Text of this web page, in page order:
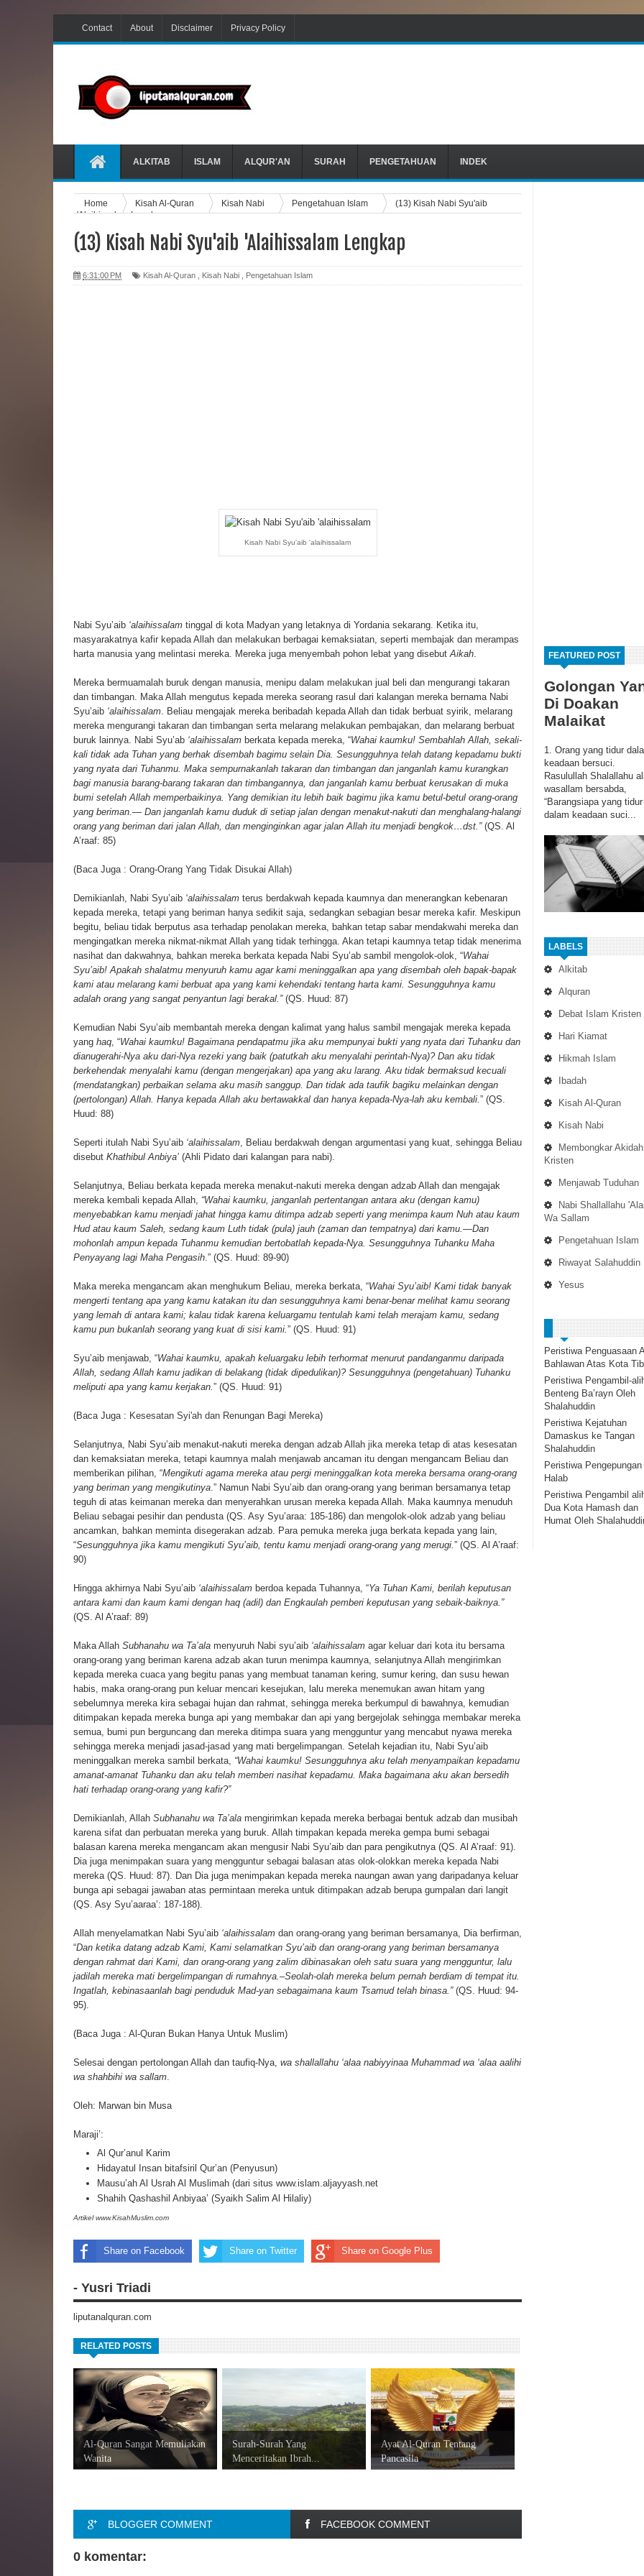
Contact About Disclaimer Privacy Policy
ALKITAB ISLAM ALQUR'AN SURAH PENGETAHUAN INDEK
FEATURED POST
Golongan
Di Doakan
Malaikat
1. Orang yang tidur
keadaan bersuci.
Rasulullah Shalallahu
wasallam bersabda,
“Barangsiapa yang tidur
dalam keadaan suci...
LABELS
Alkitab
Alquran
Debat Islam Kristen
Hari Kiamat
Hikmah Islam
Ibadah
Kisah Al-Quran
Kisah Nabi
Membongkar Akidah
Kristen
Menjawab Tuduhan
Nabi Shallallahu
Wa Sallam
Pengetahuan Islam
Riwayat Salahuddin
Yesus
Peristiwa Penguasaan
Bahlawan Atas Kota
Peristiwa Pengambil-
Benteng Ba’rayn Oleh
Shalahuddin
Peristiwa Kejatuhan
Damaskus ke Tangan
Shalahuddin
Peristiwa Pengepungan
Halab
Peristiwa Pengambil
Dua Kota Hamash dan
Humat Oleh
Home Kisah Al-Quran Kisah Nabi Pengetahuan Islam
(13) Kisah Nabi Syu'aib
'Alaihissalam Lengkap
(13) Kisah Nabi Syu'aib 'Alaihissalam Lengkap
6:31:00 PM Kisah Al-Quran Kisah Nabi Pengetahuan Islam
Kisah Nabi Syu'aib 'alaihissalam
Nabi Syu’aib ‘alaihissalam tinggal di kota Madyan yang letaknya di Yordania sekarang. Ketika itu,
masyarakatnya kafir kepada Allah dan melakukan berbagai kemaksiatan, seperti membajak dan merampas
harta manusia yang melintasi mereka. Mereka juga menyembah pohon lebat yang disebutAikah.
Mereka bermuamalah buruk dengan manusia, menipu dalam melakukan jual beli dan mengurangi takaran
dan timbangan. Maka Allah mengutus kepada mereka seorang rasul dari kalangan mereka bernama Nabi
Syu’aib ‘alaihissalam. Beliau mengajak mereka beribadah kepada Allah dan tidak berbuat syirik, melarang
mereka mengurangi takaran dan timbangan serta melarang melakukan pembajakan, dan melarang berbuat
buruk lainnya. Nabi Syu’ab ‘alaihissalam berkata kepada mereka, “Wahai kaumku! Sembahlah Allah, sekali-
kali tidak ada Tuhan yang berhak disembah bagimu selain Dia. Sesungguhnya telah datang kepadamu bukti
yang nyata dari Tuhanmu. Maka sempurnakanlah takaran dan timbangan dan janganlah kamu kurangkan
bagi manusia barang-barang takaran dan timbangannya, dan janganlah kamu berbuat kerusakan di muka
bumi setelah Allah memperbaikinya. Yang demikian itu lebih baik bagimu jika kamu betul-betul orang-orang
yang beriman.— Dan janganlah kamu duduk di setiap jalan dengan menakut-nakuti dan menghalang-halangi
orang yang beriman dari jalan Allah, dan menginginkan agar jalan Allah itu menjadi bengkok…dst.”(QS. Al
A’raaf: 85)
(Baca Juga : Orang-Orang Yang Tidak Disukai Allah)
Demikianlah, Nabi Syu’aib ‘alaihissalam terus berdakwah kepada kaumnya dan menerangkan kebenaran
kepada mereka, tetapi yang beriman hanya sedikit saja, sedangkan sebagian besar mereka kafir. Meskipun
begitu, beliau tidak berputus asa terhadap penolakan mereka, bahkan tetap sabar mendakwahi mereka dan
mengingatkan mereka nikmat-nikmat Allah yang tidak terhingga. Akan tetapi kaumnya tetap tidak menerima
nasihat dan dakwahnya, bahkan mereka berkata kepada Nabi Syu’ab sambil mengolok-olok, “Wahai
Syu’aib! Apakah shalatmu menyuruh kamu agar kami meninggalkan apa yang disembah oleh bapak-bapak
kami atau melarang kami berbuat apa yang kami kehendaki tentang harta kami. Sesungguhnya kamu
adalah orang yang sangat penyantun lagi berakal.”(QS. Huud: 87)
Kemudian Nabi Syu’aib membantah mereka dengan kalimat yang halus sambil mengajak mereka kepada
yang haq, “Wahai kaumku! Bagaimana pendapatmu jika aku mempunyai bukti yang nyata dari Tuhanku dan
dianugerahi-Nya aku dari-Nya rezeki yang baik (patutkah aku menyalahi perintah-Nya)? Dan aku tidak
berkehendak menyalahi kamu (dengan mengerjakan) apa yang aku larang. Aku tidak bermaksud kecuali
(mendatangkan) perbaikan selama aku masih sanggup. Dan tidak ada taufik bagiku melainkan dengan
(pertolongan) Allah. Hanya kepada Allah aku bertawakkal dan hanya kepada-Nya-lah aku kembali.” (QS.
Huud: 88)
Seperti itulah Nabi Syu’aib ‘alaihissalam, Beliau berdakwah dengan argumentasi yang kuat, sehingga Beliau
disebut Khathibul Anbiya’ (Ahli Pidato dari kalangan para nabi).
Selanjutnya, Beliau berkata kepada mereka menakut-nakuti mereka dengan adzab Allah dan mengajak
mereka kembali kepada Allah, “Wahai kaumku, janganlah pertentangan antara aku (dengan kamu)
menyebabkan kamu menjadi jahat hingga kamu ditimpa adzab seperti yang menimpa kaum Nuh atau kaum
Hud atau kaum Saleh, sedang kaum Luth tidak (pula) jauh (zaman dan tempatnya) dari kamu.—Dan
mohonlah ampun kepada Tuhanmu kemudian bertobatlah kepada-Nya. Sesungguhnya Tuhanku Maha
Penyayang lagi Maha Pengasih.” (QS. Huud: 89-90)
Maka mereka mengancam akan menghukum Beliau, mereka berkata, “Wahai Syu’aib! Kami tidak banyak
mengerti tentang apa yang kamu katakan itu dan sesungguhnya kami benar-benar melihat kamu seorang
yang lemah di antara kami; kalau tidak karena keluargamu tentulah kami telah merajam kamu, sedang
kamu pun bukanlah seorang yang kuat di sisi kami.” (QS. Huud: 91)
Syu’aib menjawab, “Wahai kaumku, apakah keluargaku lebih terhormat menurut pandanganmu daripada
Allah, sedang Allah kamu jadikan di belakang (tidak dipedulikan)? Sesungguhnya (pengetahuan) Tuhanku
meliputi apa yang kamu kerjakan.” (QS. Huud: 91)
(Baca Juga : Kesesatan Syi'ah dan Renungan Bagi Mereka)
Selanjutnya, Nabi Syu’aib menakut-nakuti mereka dengan adzab Allah jika mereka tetap di atas kesesatan
dan kemaksiatan mereka, tetapi kaumnya malah menjawab ancaman itu dengan mengancam Beliau dan
memberikan pilihan, “Mengikuti agama mereka atau pergi meninggalkan kota mereka bersama orang-orang
yang beriman yang mengikutinya.” Namun Nabi Syu’aib dan orang-orang yang beriman bersamanya tetap
teguh di atas keimanan mereka dan menyerahkan urusan mereka kepada Allah. Maka kaumnya menuduh
Beliau sebagai pesihir dan pendusta (QS. Asy Syu’araa: 185-186) dan mengolok-olok adzab yang beliau
ancamkan, bahkan meminta disegerakan adzab. Para pemuka mereka juga berkata kepada yang lain,
“Sesungguhnya jika kamu mengikuti Syu’aib, tentu kamu menjadi orang-orang yang merugi.” (QS. Al A’raaf:
90)
Hingga akhirnya Nabi Syu’aib ‘alaihissalam berdoa kepada Tuhannya, “Ya Tuhan Kami, berilah keputusan
antara kami dan kaum kami dengan haq (adil) dan Engkaulah pemberi keputusan yang sebaik-baiknya.”
(QS. Al A’raaf: 89)
Maka Allah Subhanahu wa Ta’ala menyuruh Nabi syu’aib ‘alaihissalam agar keluar dari kota itu bersama
orang-orang yang beriman karena adzab akan turun menimpa kaumnya, selanjutnya Allah mengirimkan
kepada mereka cuaca yang begitu panas yang membuat tanaman kering, sumur kering, dan susu hewan
habis, maka orang-orang pun keluar mencari kesejukan, lalu mereka menemukan awan hitam yang
sebelumnya mereka kira sebagai hujan dan rahmat, sehingga mereka berkumpul di bawahnya, kemudian
ditimpakan kepada mereka bunga api yang membakar dan api yang bergejolak sehingga membakar mereka
semua, bumi pun berguncang dan mereka ditimpa suara yang mengguntur yang mencabut nyawa mereka
sehingga mereka menjadi jasad-jasad yang mati bergelimpangan. Setelah kejadian itu, Nabi Syu’aib
meninggalkan mereka sambil berkata, “Wahai kaumku! Sesungguhnya aku telah menyampaikan kepadamu
amanat-amanat Tuhanku dan aku telah memberi nasihat kepadamu. Maka bagaimana aku akan bersedih
hati terhadap orang-orang yang kafir?”
Demikianlah, Allah Subhanahu wa Ta’ala mengirimkan kepada mereka berbagai bentuk adzab dan musibah
karena sifat dan perbuatan mereka yang buruk. Allah timpakan kepada mereka gempa bumi sebagai
balasan karena mereka mengancam akan mengusir Nabi Syu’aib dan para pengikutnya (QS. Al A’raaf: 91).
Dia juga menimpakan suara yang mengguntur sebagai balasan atas olok-olokkan mereka kepada Nabi
mereka (QS. Huud: 87). Dan Dia juga menimpakan kepada mereka naungan awan yang daripadanya keluar
bunga api sebagai jawaban atas permintaan mereka untuk ditimpakan adzab berupa gumpalan dari langit
(QS. Asy Syu’aaraa’: 187-188).
Allah menyelamatkan Nabi Syu’aib ‘alaihissalam dan orang-orang yang beriman bersamanya, Dia berfirman,
“Dan ketika datang adzab Kami, Kami selamatkan Syu’aib dan orang-orang yang beriman bersamanya
dengan rahmat dari Kami, dan orang-orang yang zalim dibinasakan oleh satu suara yang mengguntur, lalu
jadilah mereka mati bergelimpangan di rumahnya.–Seolah-olah mereka belum pernah berdiam di tempat itu.
Ingatlah, kebinasaanlah bagi penduduk Mad-yan sebagaimana kaum Tsamud telah binasa.” (QS. Huud: 94-
95).
(Baca Juga : Al-Quran Bukan Hanya Untuk Muslim)
Selesai dengan pertolongan Allah dan taufiq-Nya, wa shallallahu ‘alaa nabiyyinaa Muhammad wa ‘alaa aalihi
wa shahbihi wa sallam.
Oleh: Marwan bin Musa
Maraji’:
Al Qur’anul Karim
Hidayatul Insan bitafsiril Qur’an (Penyusun)
Mausu’ah Al Usrah Al Muslimah (dari situs www.islam.aljayyash.net
Shahih Qashashil Anbiyaa’ (Syaikh Salim Al Hilaliy)
Artikelwww.KisahMuslim.com
Share on Facebook Share on Twitter Share on Google Plus
- Yusri Triadi
liputanalquran.com
RELATED POSTS
Al-Quran Sangat Memuliakan
Wanita
Surah-Surah Yang
Menceritakan Ibrah...
Ayat Al-Quran Tentang
Pancasila
BLOGGER COMMENT FACEBOOK COMMENT
0 komentar: